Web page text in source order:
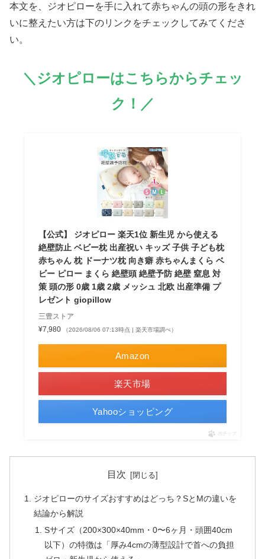
本文を、ジオピローを手に入れて赤ちゃんの頭の形をきれ
いに整えたい方は下のリンクをチェックしてみてくださ
い。
＼ジオピローはこちらからチェッ
ク！／
【公式】 ジオピロー 楽天1位 新生児 から使える
絶壁防止 ベビー枕 出産祝い キッズ 子供 子ども枕
赤ちゃん 枕 ドーナツ枕 向き癖 赤ちゃんまくら ベ
ビー ピロー まくら 絶壁頭 絶壁予防 絶壁 窒息 対
策 頭の形 0歳 1歳 2歳 メッシュ 北欧 出産準備 プ
レゼント giopillow
三豊ストア
¥7,980
（2026/08/06 07:13時点 | 楽天市場調べ）
Amazon
楽天市場
Yahooショッピング
ポチップ
目次
ジオピローのサイズおすすめはどっち？SとMの違いを
結論から解説
Sサイズ（200×300×40mm・0〜6ヶ月・頭囲40cm
以下）の特徴は「厚み4cmの薄型設計で首への負担